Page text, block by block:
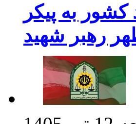
به پیکر
رهبر شهید